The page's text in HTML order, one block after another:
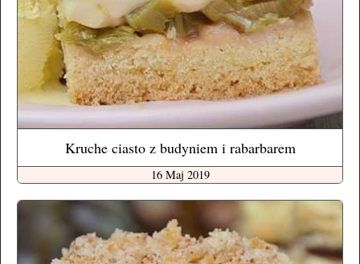
Kruche ciasto z budyniem i rabarbarem
16 Maj 2019